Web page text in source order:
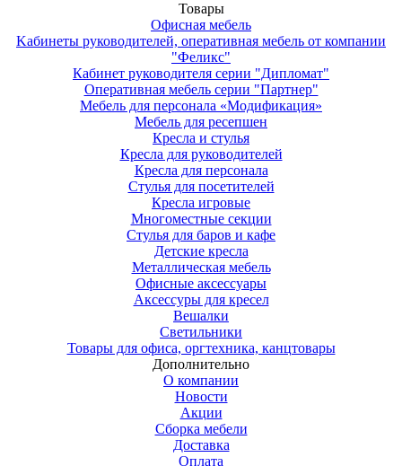
Товары
Офисная мебель
Kабинеты руководителей, оперативная мебель от компании
"Феликс"
Кабинет руководителя серии "Дипломат"
Оперативная мебель серии "Партнер"
Мебель для персонала «Модификация»
Мебель для ресепшен
Кресла и стулья
Кресла для руководителей
Кресла для персонала
Стулья для посетителей
Кресла игровые
Многоместные секции
Стулья для баров и кафе
Детские кресла
Металлическая мебель
Офисные аксессуары
Аксессуры для кресел
Вешалки
Светильники
Товары для офиса, оргтехника, канцтовары
Дополнительно
О компании
Новости
Акции
Сборка мебели
Доставка
Оплата